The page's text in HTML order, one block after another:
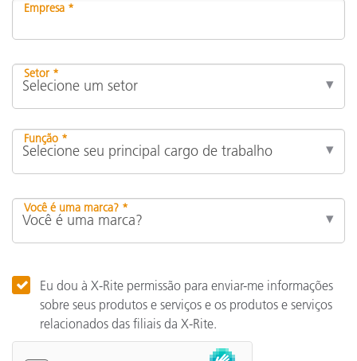
Empresa *
Setor *
Função *
Você é uma marca? *
Eu dou à X-Rite permissão para enviar-me informações
sobre seus produtos e serviços e os produtos e serviços
relacionados das filiais da X-Rite.